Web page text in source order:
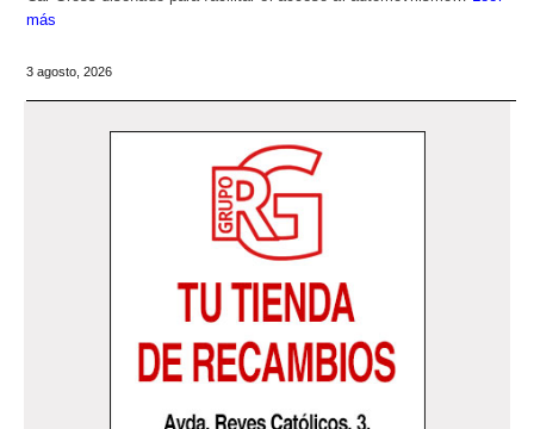
más
3 agosto, 2026